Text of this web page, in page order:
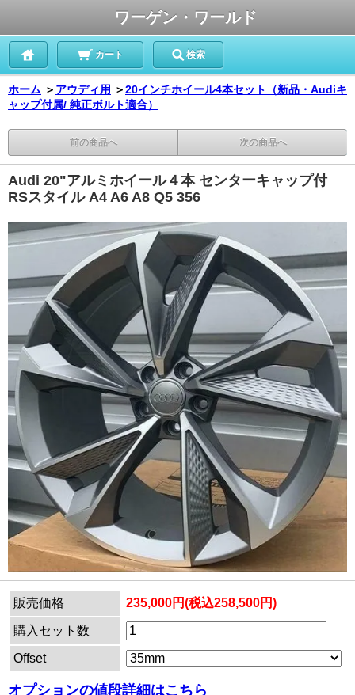
ワーゲン・ワールド
カート 検索
ホーム ＞ アウディ用 ＞20インチホイール4本セット（新品・Audiキ
ャップ付属/ 純正ボルト適合）
前の商品へ 次の商品へ
Audi 20"アルミホイール４本 センターキャップ付
RSスタイル A4 A6 A8 Q5 356
販売価格 235,000円(税込258,500円)
購入セット数
Offset
オプションの値段詳細はこちら